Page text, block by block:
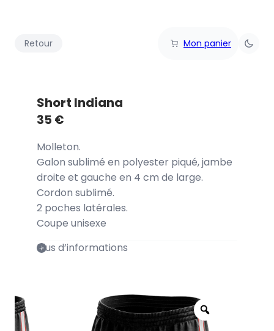
Retour Mon panier
Short Indiana
35 €
Molleton.
Galon sublimé en polyester piqué, jambe
droite et gauche en 4 cm de large.
Cordon sublimé.
2 poches latérales.
Coupe unisexe
Plus d’informations